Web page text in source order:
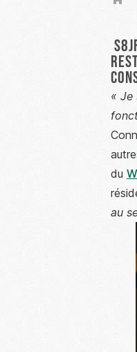
« Je
du
au